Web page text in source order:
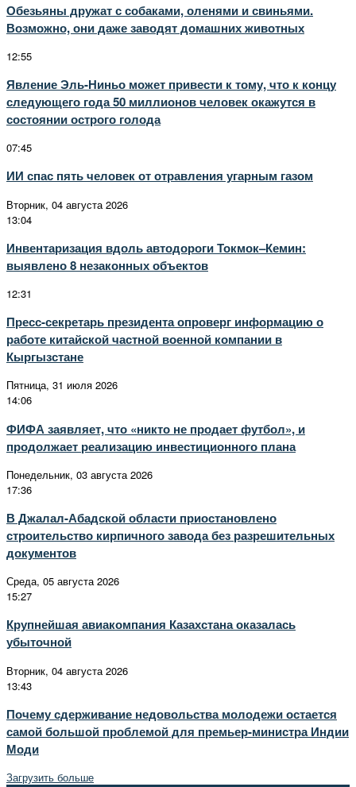
Обезьяны дружат с собаками, оленями и свиньями.
Возможно, они даже заводят домашних животных
12:55
Явление Эль-Ниньо может привести к тому, что к концу
следующего года 50 миллионов человек окажутся в
состоянии острого голода
07:45
ИИ спас пять человек от отравления угарным газом
Вторник, 04 августа 2026
13:04
Инвентаризация вдоль автодороги Токмок–Кемин:
выявлено 8 незаконных объектов
12:31
Пресс-секретарь президента опроверг информацию о
работе китайской частной военной компании в
Кыргызстане
Пятница, 31 июля 2026
14:06
ФИФА заявляет, что «никто не продает футбол», и
продолжает реализацию инвестиционного плана
Понедельник, 03 августа 2026
17:36
В Джалал-Абадской области приостановлено
строительство кирпичного завода без разрешительных
документов
Среда, 05 августа 2026
15:27
Крупнейшая авиакомпания Казахстана оказалась
убыточной
Вторник, 04 августа 2026
13:43
Почему сдерживание недовольства молодежи остается
самой большой проблемой для премьер-министра Индии
Моди
Загрузить больше